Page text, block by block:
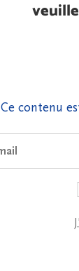
Ce contenu